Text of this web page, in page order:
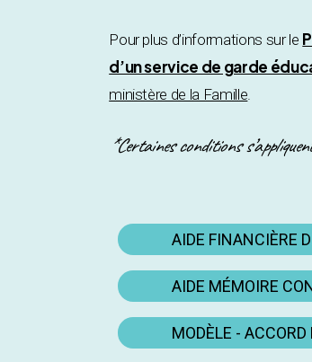
Pour plus d’informations sur le
d’un service de garde
ministère de la Famille.
*Certaines conditions
AIDE FINANCIÈRE
AIDE MÉMOIRE
MODÈLE -